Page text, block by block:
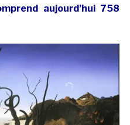
aujourd’hui 758